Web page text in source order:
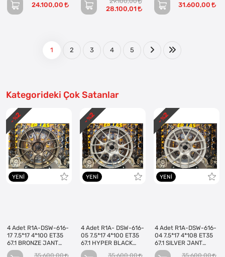
24.100,00
28.100,01
31.600,00
1 2 3 4 5
Kategorideki Çok Satanlar
YENI
4 Adet R1A-DSW-616-
17 7.5*17 4*100 ET35
67.1 BRONZE JANT
(Takım)
- %
2
YENI
4 Adet R1A- DSW-616-
05 7.5*17 4*100 ET35
67.1 HYPER BLACK
JANT (Takım)
- %
2
YENI
4 Adet R1A-DSW-616-
04 7.5*17 4*108 ET35
67.1 SILVER JANT
(Takım)
- %
2